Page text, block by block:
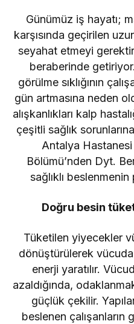
Günümüz iş hayatı;
karşısında geçirilen
seyahat etmeyi
beraberinde
görülme sıklığının
gün artmasına neden
alışkanlıkları kalp
çeşitli sağlık
Antalya
Bölümü’nden Dyt.
sağlıklı beslenmenin
Doğru besin
Tüketilen yiyecekler
dönüştürülerek
enerji yaratılır.
azaldığında,
güçlük çekilir.
beslenen çalışanların